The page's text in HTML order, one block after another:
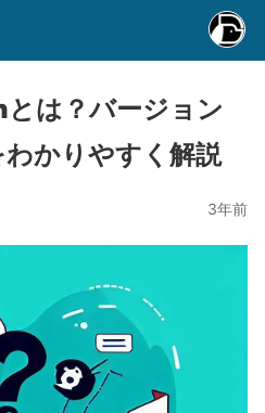
は？バージョン
かりやすく解説
3年前